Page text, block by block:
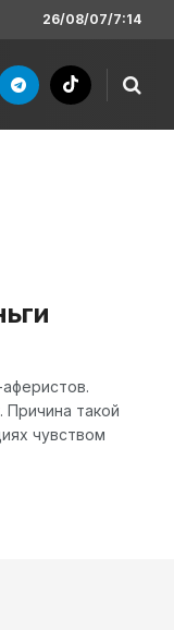
26/08/07/7:14
такой
чувством